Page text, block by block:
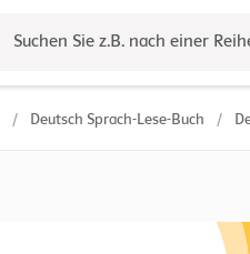
Suchen Sie z.B. nach einer
/ Deutsch Sprach-Lese-Buch /